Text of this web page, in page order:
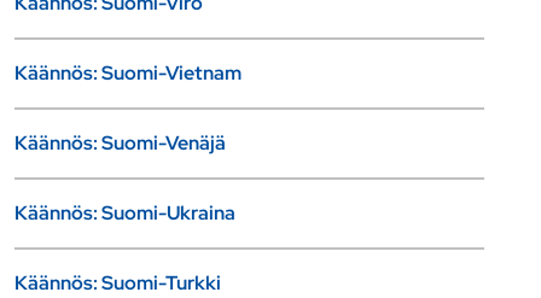
Käännös: Suomi-Vietnam
Käännös: Suomi-Venäjä
Käännös: Suomi-Ukraina
Käännös: Suomi-Turkki